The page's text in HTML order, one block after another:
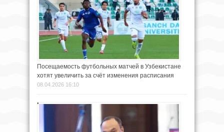
Посещаемость футбольных матчей в Узбекистане
хотят увеличить за счёт изменения расписания
08.04.2026 16:10